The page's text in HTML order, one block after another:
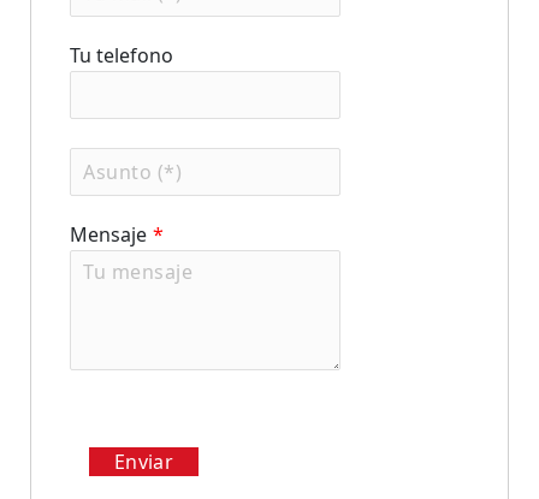
Tu telefono
Mensaje *
Enviar
cursos desempleados